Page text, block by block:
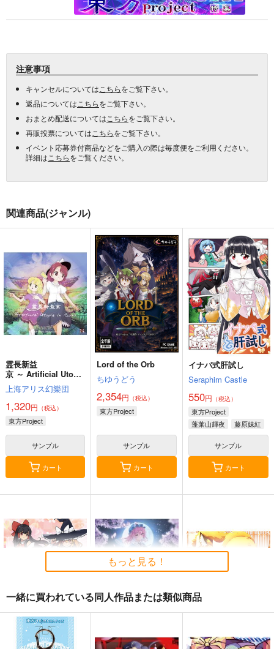
注意事項
キャンセルについては こちらをご覧下さい。
返品については こちらをご覧下さい。
おまとめ配送については こちらをご覧下さい。
再販投票については こちらをご覧下さい。
イベント応募券付商品などをご購入の際は毎度便をご利用ください。
詳細は こちらをご覧ください。
関連商品(ジャンル)
霊長新益
京 ～ Artificial Utopia
in Ruins.
上海アリス幻樂団
1,320円 （税込）
東方Project
サンプル
カート
Lord of the Orb
ちゆうどう
2,354円 （税込）
東方Project
サンプル
カート
イナバ式肝試し
Seraphim Castle
550円 （税込）
東方Project
蓬莱山輝夜
藤原妹紅
サンプル
カート
東方M-1ぐらんぷり音
楽集３
情論
尾。
もっと見る！
一緒に買われている同人作品または類似商品